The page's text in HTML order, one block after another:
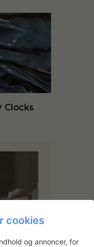
Clocks
cookies
og annoncer, for